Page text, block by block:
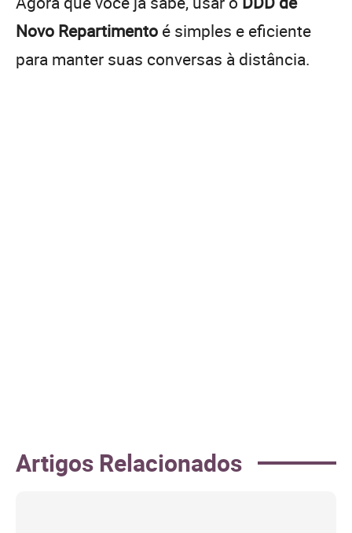
Novo Repartimento é simples e eficiente
para manter suas conversas à distância.
Artigos Relacionados